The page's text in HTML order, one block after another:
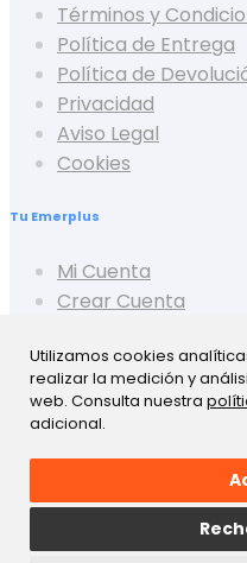
Utilizamos cookies
realizar la medición y
web. Consulta nuestra
adicional.
Términos y
Política de Entrega
Política de
Privacidad
Aviso Legal
Cookies
Tu Emerplus
Mi Cuenta
Crear Cuenta
Mis Pedidos
Mis Favoritos
Mis Presupuestos